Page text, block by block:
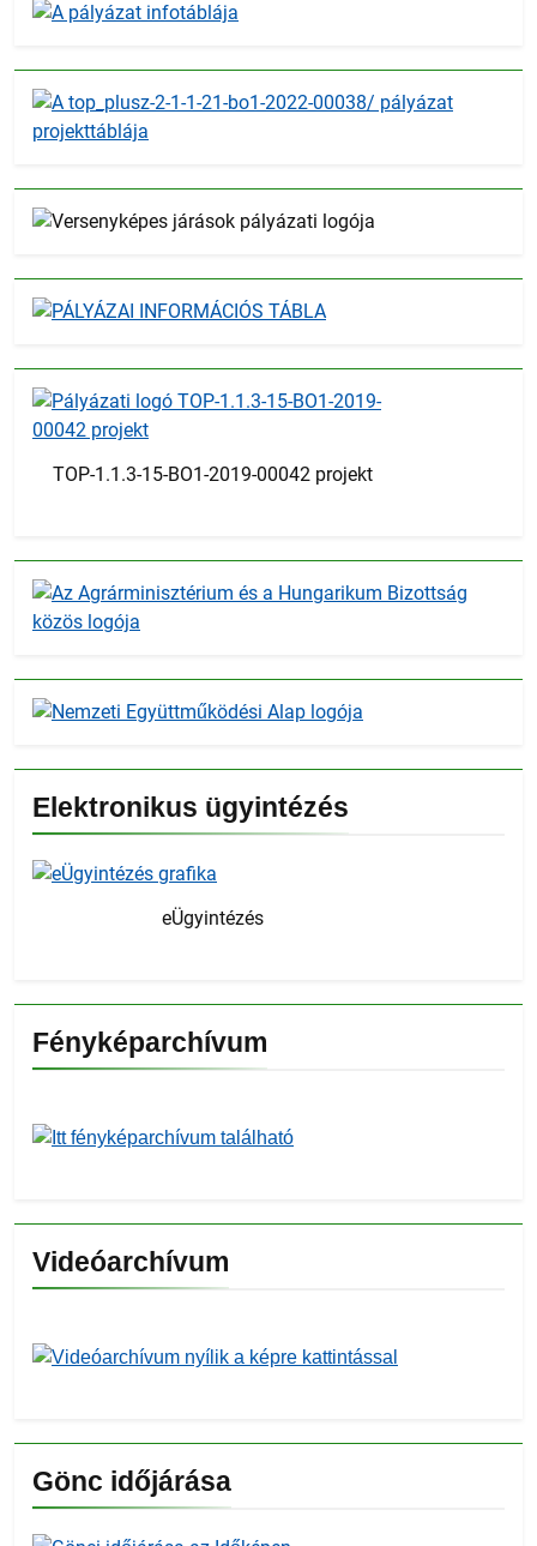
TOP-1.1.3-15-BO1-2019-00042 projekt
Elektronikus ügyintézés
eÜgyintézés
Fényképarchívum
Videóarchívum
Gönc időjárása